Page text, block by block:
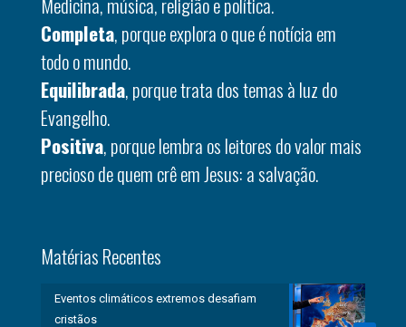
Completa, porque explora o que é notícia em
todo o mundo.
Equilibrada, porque trata dos temas à luz do
Evangelho.
Positiva, porque lembra os leitores do valor mais
precioso de quem crê em Jesus: a salvação.
Matérias Recentes
Eventos climáticos extremos desafiam
cristãos